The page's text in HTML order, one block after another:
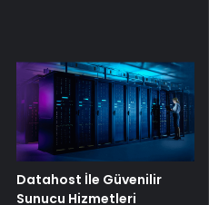
Datahost İle Güvenilir
Sunucu Hizmetleri